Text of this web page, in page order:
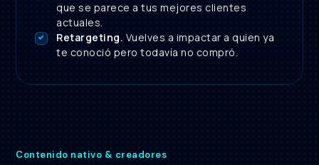
que se parece a tus mejores clientes
actuales.
Retargeting. Vuelves a impactar a quien ya
te conoció pero todavía no compró.
Contenido nativo & creadores